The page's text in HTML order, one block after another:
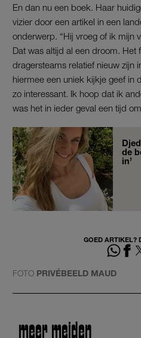
En dan nu een boek. Haar
vizier door een artikel in een
onderwerp. “Hij vroeg of ik mijn
Dat was altijd al een droom. Het
dragersteams relatief nieuw zijn
hiermee een uniek kijkje geef in
zo interessant. Ik hoop dat ik
was het in ieder geval een tijd
de
in’
GOED ARTIKEL?
FOTO PRIVÉBEELD MAUD